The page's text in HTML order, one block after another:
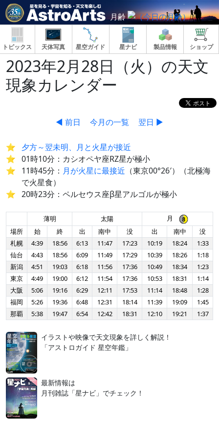
月齢
トピックス 天体写真 星空ガイド 星ナビ 製品情報 ショップ
2023年2月28日（火）の天文
現象カレンダー
◀ 前日 今月の一覧 翌日 ▶
夕方～翌未明、月と火星が接近
01時10分：カシオペヤ座RZ星が極小
11時45分： 月が火星に最接近 （東京00°26′）（北極海
で火星食）
20時23分：ペルセウス座β星アルゴルが極小
薄明 太陽
月
場所
始 終 出 南中 没 出 南中
没
札幌
4:39 18:56 6:13 11:47 17:23 10:19 18:24
1:33
仙台
4:43 18:56 6:09 11:49 17:29 10:39 18:26
1:18
新潟
4:51 19:03 6:18 11:56 17:36 10:49 18:34
1:23
東京
4:49 19:00 6:12 11:54 17:36 10:53 18:31
1:14
大阪
5:06 19:16 6:29 12:11 17:53 11:14 18:48
1:28
福岡
5:26 19:36 6:48 12:31 18:14 11:39 19:09
1:45
那覇
5:38 19:47 6:54 12:42 18:31 12:10 19:21 1:37
イラストや映像で天文現象を詳しく解説！
「アストロガイド 星空年鑑」
最新情報は
月刊雑誌「星ナビ」でチェック！